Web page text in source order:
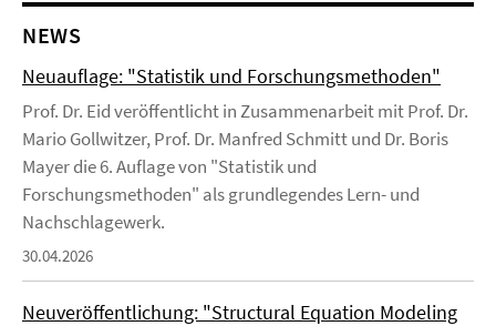
NEWS
Neuauflage: "Statistik und Forschungsmethoden"
Prof. Dr. Eid veröffentlicht in Zusammenarbeit mit Prof. Dr.
Mario Gollwitzer, Prof. Dr. Manfred Schmitt und Dr. Boris
Mayer die 6. Auflage von "Statistik und
Forschungsmethoden" als grundlegendes Lern- und
Nachschlagewerk.
30.04.2026
Neuveröffentlichung: "Structural Equation Modeling